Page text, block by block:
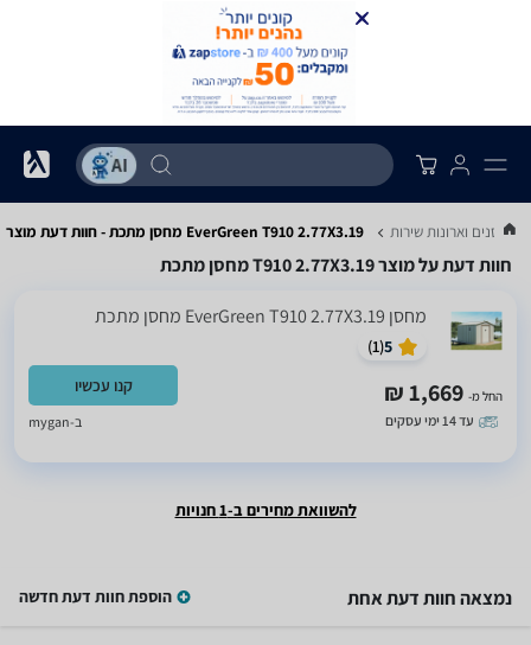
מחסנים וארונות שירות EverGreen T910 2.77X3.19 מחסן מתכת - חוות דעת מוצר
חוות דעת על מוצר T910 2.77X3.19 מחסן מתכת
‏מחסן EverGreen T910 2.77X3.19 מחסן מתכת
5
(
1
)
החל מ- 1,669 ₪
עד 14 ימי עסקים
קנו עכשיו
ב-mygan
להשוואת מחירים ב-1 חנויות
נמצאה חוות דעת אחת הוספת חוות דעת חדשה